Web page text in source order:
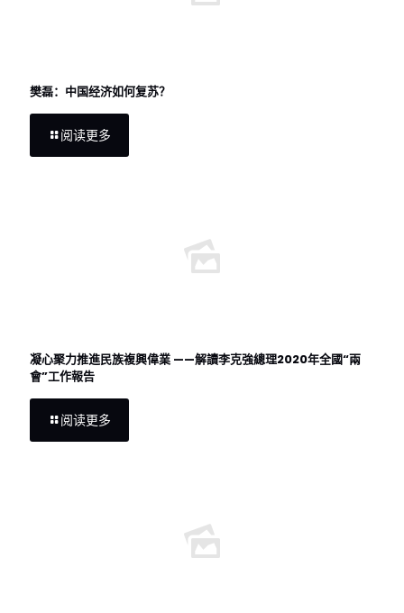
樊磊：中国经济如何复苏？
阅读更多
凝心聚力推進民族複興偉業 ——解讀李克強總理2020年全國“兩
會”工作報告
阅读更多